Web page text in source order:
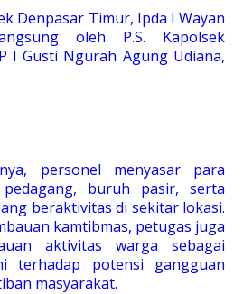
Denpasar Timur, Ipda I Wayan
oleh P.S. Kapolsek
I Gusti Ngurah Agung Udiana,
personel menyasar para
buruh pasir, serta
beraktivitas di sekitar lokasi.
kamtibmas, petugas juga
aktivitas warga sebagai
terhadap potensi gangguan
masyarakat.